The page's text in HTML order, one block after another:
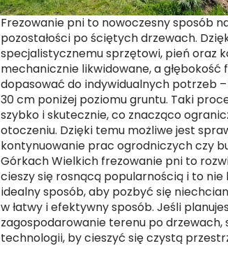
Frezowanie pni to nowoczesny sposób
pozostałości po ściętych drzewach.
specjalistycznemu sprzętowi, pień oraz
mechanicznie likwidowane, a głębokość
dopasować do indywidualnych potrzeb
30 cm poniżej poziomu gruntu. Taki
szybko i skutecznie, co znacząco
otoczeniu. Dzięki temu możliwe jest
kontynuowanie prac ogrodniczych czy
Górkach Wielkich frezowanie pni to
cieszy się rosnącą popularnością i to nie
idealny sposób, aby pozbyć się
w łatwy i efektywny sposób. Jeśli
zagospodarowanie terenu po drzewach,
technologii, by cieszyć się czystą